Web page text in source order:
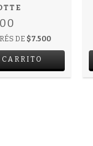
DE $7.500